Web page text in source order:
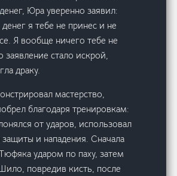
Юра уверенно заявил:
я тебе не принес и не
Я вообще ничего тебе не
заявление стало искрой,
драку.
мастерство,
благодаря тренировкам:
от ударов, использовал
защиты и нападения. Сначала
ударом по паху, затем
повредив кисть, после